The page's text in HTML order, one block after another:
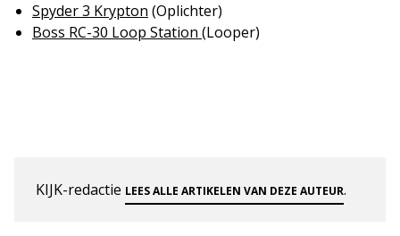
Spyder 3 Krypton (Oplichter)
Boss RC-30 Loop Station (Looper)
KIJK-redactie LEES ALLE ARTIKELEN VAN DEZE AUTEUR.